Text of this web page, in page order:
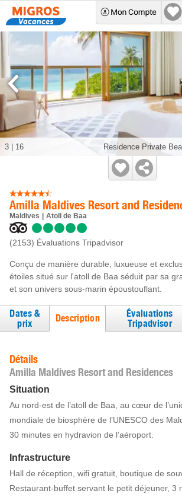
Amilla Maldives Resort and
Maldives Atoll de Baa
(2153) Évaluations Tripadvisor
Conçu de manière durable, luxueuse et
étoiles situé sur l'atoll de Baa séduit par sa
et son univers sous-marin époustouflant.
Residence Private
3 16
Dates &
prix
Description
Évaluations
Tripadvisor
Détails
Amilla Maldives Resort and Residences
Situation
Au nord-est de l’atoll de Baa, au cœur de
mondiale de biosphère de l’UNESCO des
30 minutes en hydravion de l’aéroport.
Infrastructure
Hall de réception, wifi gratuit, boutique de
Restaurant-buffet servant le petit déjeuner, 3